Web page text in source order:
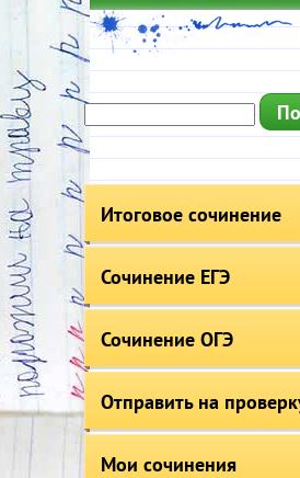
Итоговое сочинение
Сочинение ЕГЭ
Сочинение ОГЭ
Отправить на
Мои сочинения